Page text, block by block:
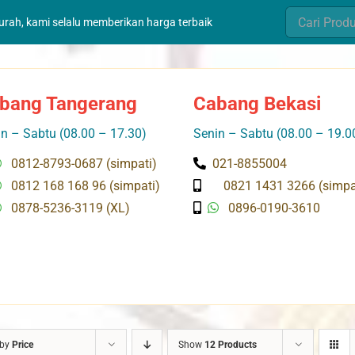
kami selalu memberikan harga terbaik
Search
for:
Tangerang
– Sabtu (08.00 – 17.30)
0812-8793-0687 (simpati)
0812 168 168 96 (simpati)
0878-5236-3119 (XL)
Cabang Bekasi
Senin – Sabtu (08.00 –
021-8855004
0821 1431 3266
0896-0190-3610
Price Show 12 Products